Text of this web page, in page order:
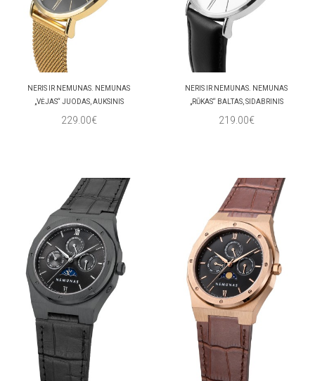
NERIS IR NEMUNAS. NEMUNAS
„VĖJAS“ JUODAS, AUKSINIS
229.00€
NERIS IR NEMUNAS. NEMUNAS
„RŪKAS“ BALTAS, SIDABRINIS
219.00€